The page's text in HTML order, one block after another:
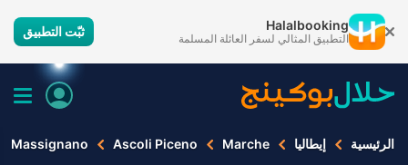
Halalbooking
التطبيق المثالي لسفر العائلة المسلمة ثبّت التطبيق
الرئيسية إيطاليا Marche
Ascoli Piceno
Massignano